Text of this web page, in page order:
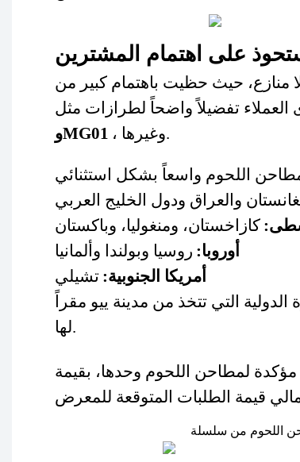
على اهتمام المشترين
منازع، حيث حظيت باهتمام كبير من
العملاء تفضيلاً واضحاً لطرازات مثل
وMG01
، وغيرها.
والعراق ودول الخليج العربي
كازاخستان، ومنغوليا، وباكستان
أوروبا: روسيا وبولندا وألمانيا
أمريكا الجنوبية: تشيلي
التي تتخذ من مدينة ييو مقراً
لها.
لمطاحن اللحوم وحدها، بقيمة